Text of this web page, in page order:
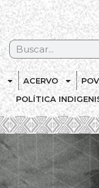
ACERVO
POLÍTICA